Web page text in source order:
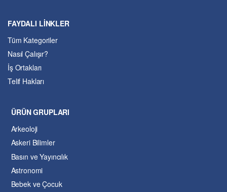
FAYDALI LİNKLER
Tüm Kategoriler
Nasıl Çalışır?
İş Ortakları
Telif Hakları
ÜRÜN GRUPLARI
Arkeoloji
Askeri Bilimler
Basın ve Yayıncılık
Astronomi
Bebek ve Çocuk